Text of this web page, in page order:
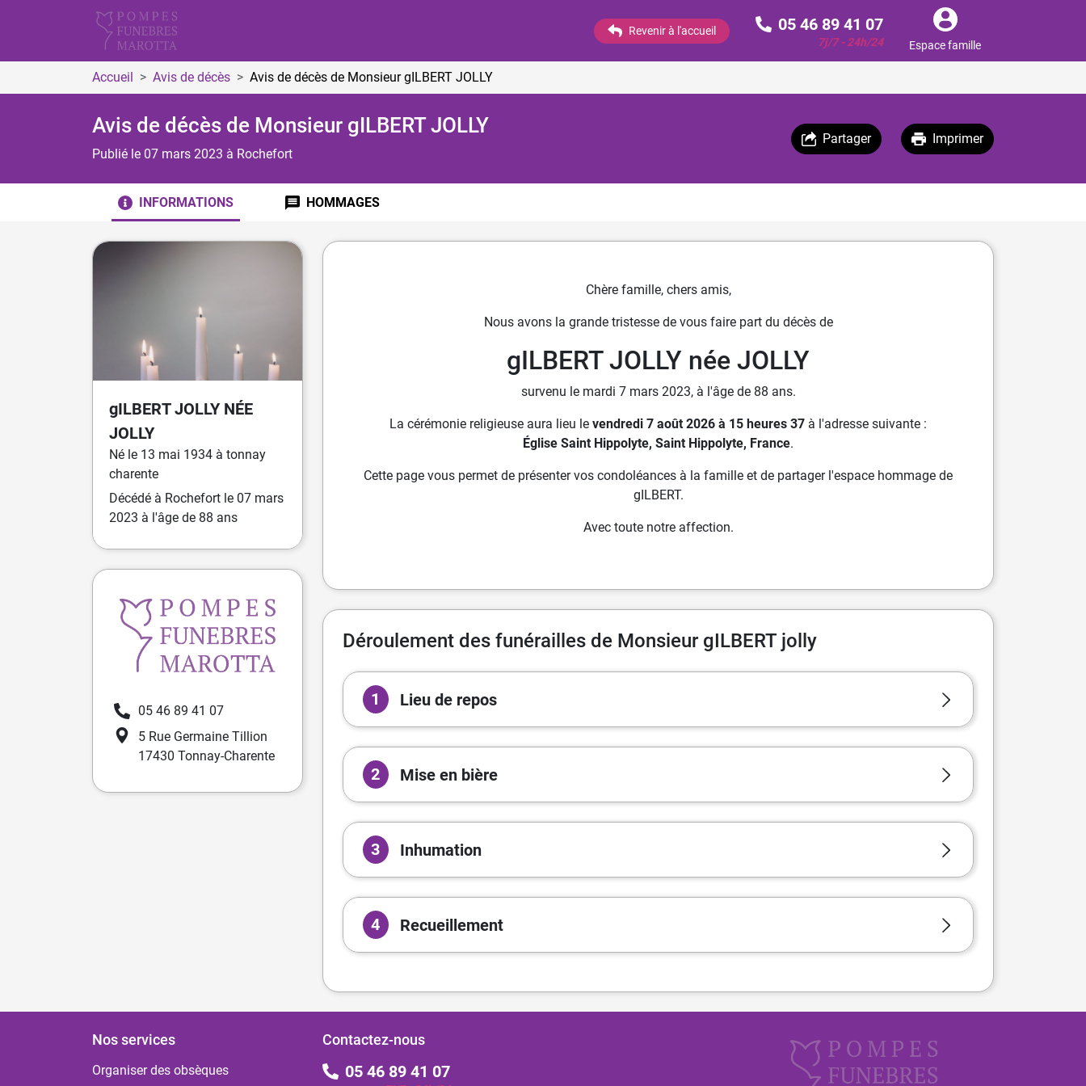
Revenir à l'accueil 05 46 89 41 07
7j/7 - 24h/24 Espace famille
Accueil Avis de décès Avis de décès de Monsieur gILBERT JOLLY
Avis de décès de Monsieur gILBERT JOLLY
Publié le 07 mars 2023 à Rochefort
Partager Imprimer
INFORMATIONS HOMMAGES
gILBERTJOLLY NÉE
JOLLY
Né le 13 mai 1934 à tonnay
charente
Décédé à Rochefort le 07 mars
2023 à l'âge de 88 ans
05 46 89 41 07
5 Rue Germaine Tillion
17430 Tonnay-Charente
Chère famille, chers amis,
Nous avons la grande tristesse de vous faire part du décès de
gILBERT JOLLY née JOLLY
survenu le mardi 7 mars 2023, à l'âge de 88 ans.
La cérémonie religieuse aura lieu le vendredi 7 août 2026 à 15 heures 37 à l'adresse suivante :
Église Saint Hippolyte, Saint Hippolyte, France.
Cette page vous permet de présenter vos condoléances à la famille et de partager l'espace hommage de
gILBERT.
Avec toute notre affection.
Déroulement des funérailles de Monsieur gILBERT jolly
1 Lieu de repos
2 Mise en bière
3 Inhumation
4 Recueillement
Nos services
Organiser des obsèques
Contactez-nous
05 46 89 41 07